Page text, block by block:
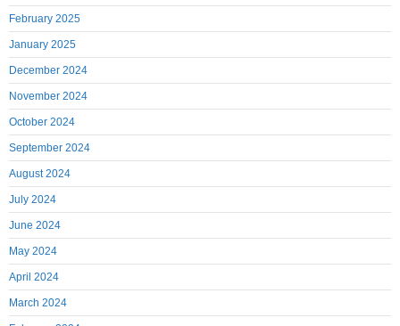
February 2025
January 2025
December 2024
November 2024
October 2024
September 2024
August 2024
July 2024
June 2024
May 2024
April 2024
March 2024